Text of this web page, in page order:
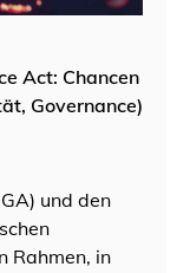
Act: Chancen
Governance)
und den
Rahmen, in